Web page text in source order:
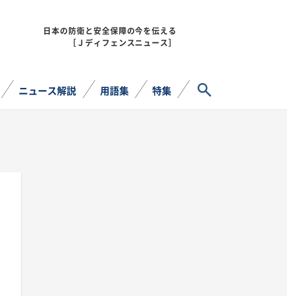
日本の防衛と安全保障の今を伝える
［Ｊディフェンスニュース］
ニュース解説 用語集 特集